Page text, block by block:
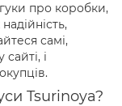
про коробки,
самі,
і
Tsurinoya?